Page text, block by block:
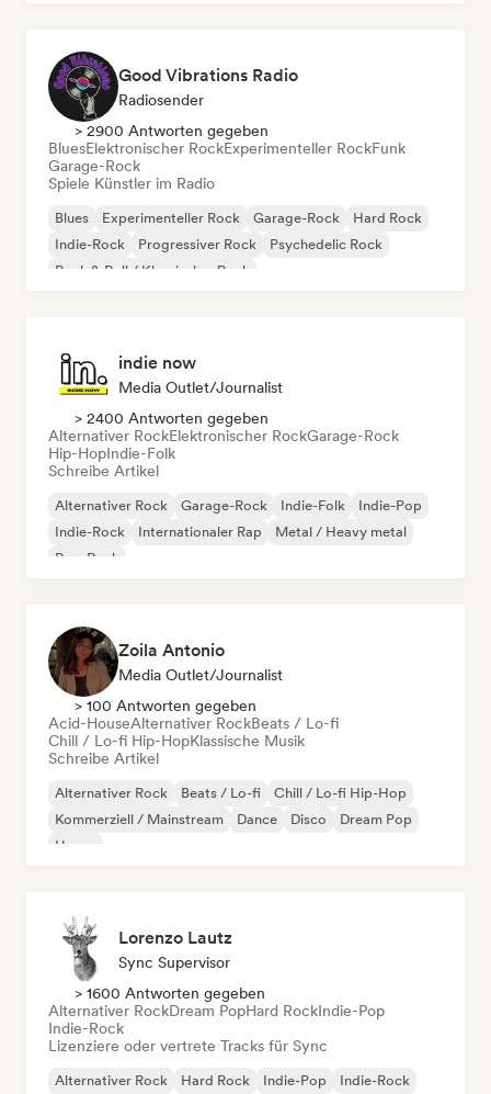
Good Vibrations Radio
Radiosender
> 2900 Antworten gegeben
BluesElektronischer RockExperimenteller RockFunk
Garage-Rock
Spiele Künstler im Radio
Blues Experimenteller Rock Garage-Rock
Hard Rock
Indie-Rock
Progressiver Rock
Psychedelic Rock
Rock & Roll / Klassischer Rock
indie now
Media Outlet/Journalist
> 2400 Antworten gegeben
Alternativer RockElektronischer RockGarage-Rock
Hip-HopIndie-Folk
Schreibe Artikel
Alternativer Rock Garage-Rock Indie-Folk
Indie-Pop
Indie-Rock
Internationaler Rap
Metal / Heavy metal
Pop-Rock
Zoila Antonio
Media Outlet/Journalist
> 100 Antworten gegeben
Acid-HouseAlternativer RockBeats / Lo-fi
Chill / Lo-fi Hip-HopKlassische Musik
Schreibe Artikel
Alternativer Rock Beats / Lo-fi
Chill / Lo-fi Hip-Hop
Kommerziell / Mainstream
Dance Disco
Dream Pop
House
Lorenzo Lautz
Sync Supervisor
> 1600 Antworten gegeben
Alternativer RockDream PopHard RockIndie-Pop
Indie-Rock
Lizenziere oder vertrete Tracks für Sync
Alternativer Rock Hard Rock Indie-Pop Indie-Rock